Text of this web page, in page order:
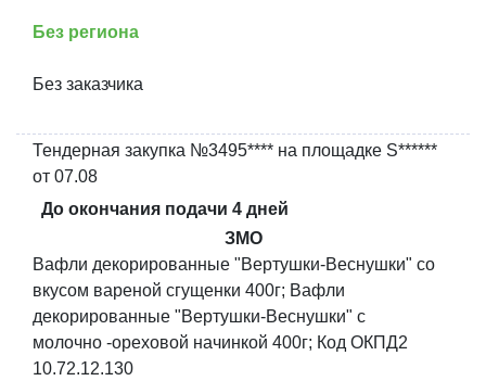
Без региона
Без заказчика
Тендерная закупка №3495**** на площадке S******
от 07.08
До окончания подачи 4 дней
ЗМО
Вафли декорированные "Вертушки-Веснушки" со
вкусом вареной сгущенки 400г; Вафли
декорированные "Вертушки-Веснушки" с
молочно -ореховой начинкой 400г; Код ОКПД2
10.72.12.130